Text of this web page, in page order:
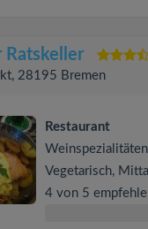
Ratskeller
28195 Bremen
Restaurant
Vegetarisch,
4 von 5